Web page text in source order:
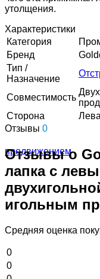
утолщения.
Характеристики
Категория
Бренд
Тип /
Назначение
Совместимость
Сторона
Отзывы 0
Отзывы о
лапка с
игольным
Средняя оценка
0
0